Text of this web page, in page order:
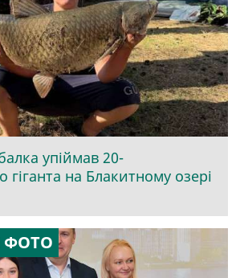
упіймав 20-
гіганта на Блакитному озері
ФОТО